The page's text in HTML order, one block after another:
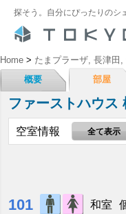
探そう。自分にぴったりのシ
Home > たまプラーザ, 長津田,
概要
部屋
ファーストハウス
空室情報 全て表示
101 和室